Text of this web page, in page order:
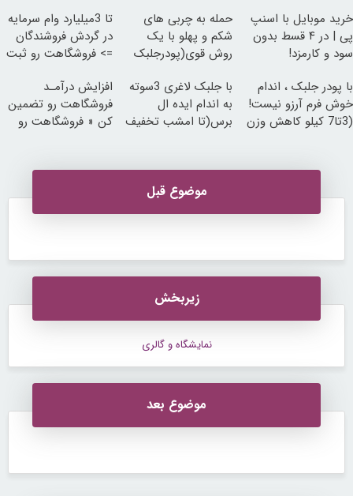
خرید موبایل با اسنپ
پی | در ۴ قسط بدون
سود و کارمزد!
حمله به چربی های
شکم و پهلو با یک
روش قوی(پودرجلبک
تا 3میلیارد وام سرمایه
در گردش فروشندگان
=> فروشگاهت رو ثبت
با پودر جلبک ، اندام
خوش فرم آرزو نیست!
(3تا7 کیلو کاهش وزن
با جلبک لاغری 3سوته
به اندام ایده ال
برس(تا امشب تخفیف
افزایش درآمـد
فروشگاهت رو تضمین
کن « فروشگاهت رو
موضوع قبل
زیربخش
نمایشگاه و گالری
موضوع بعد